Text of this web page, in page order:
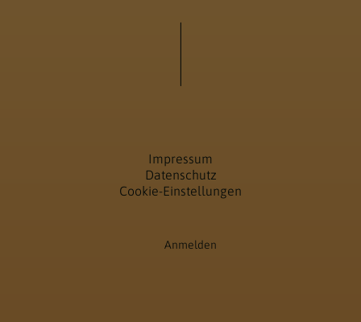
Impressum
Datenschutz
Cookie-Einstellungen
Anmelden